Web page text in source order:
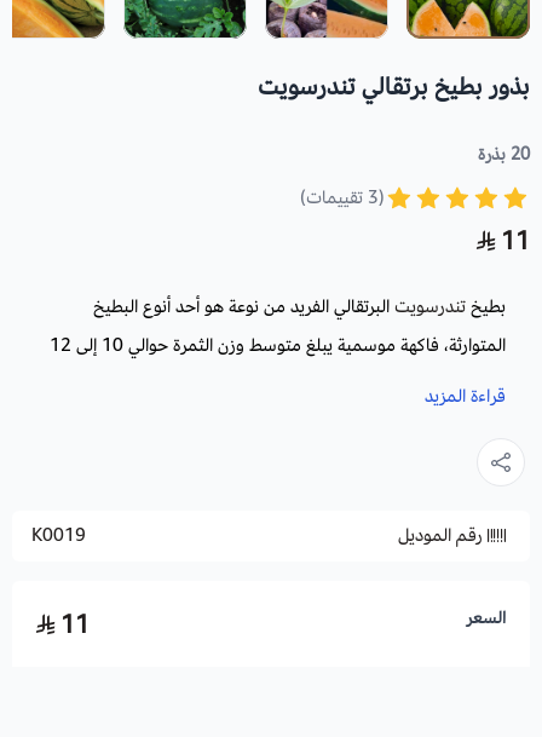
بذور بطيخ برتقالي تندرسويت
20 بذرة
(3 تقييمات)
11
بطيختندرسويتالبرتقالي الفريد من نوعة هو أحد أنوع البطيخ
المتوارثة، فاكهة موسمية يبلغ متوسط وزن الثمرة حوالي 10 إلى 12
كيلو وهو طويل الشكل، يتميز بحلاوة مذاقه، قليل السعرات، ومناسب
المعلوماتإضغط هنا
قراءة المزيد
رقم الموديل K0019
السعر 11